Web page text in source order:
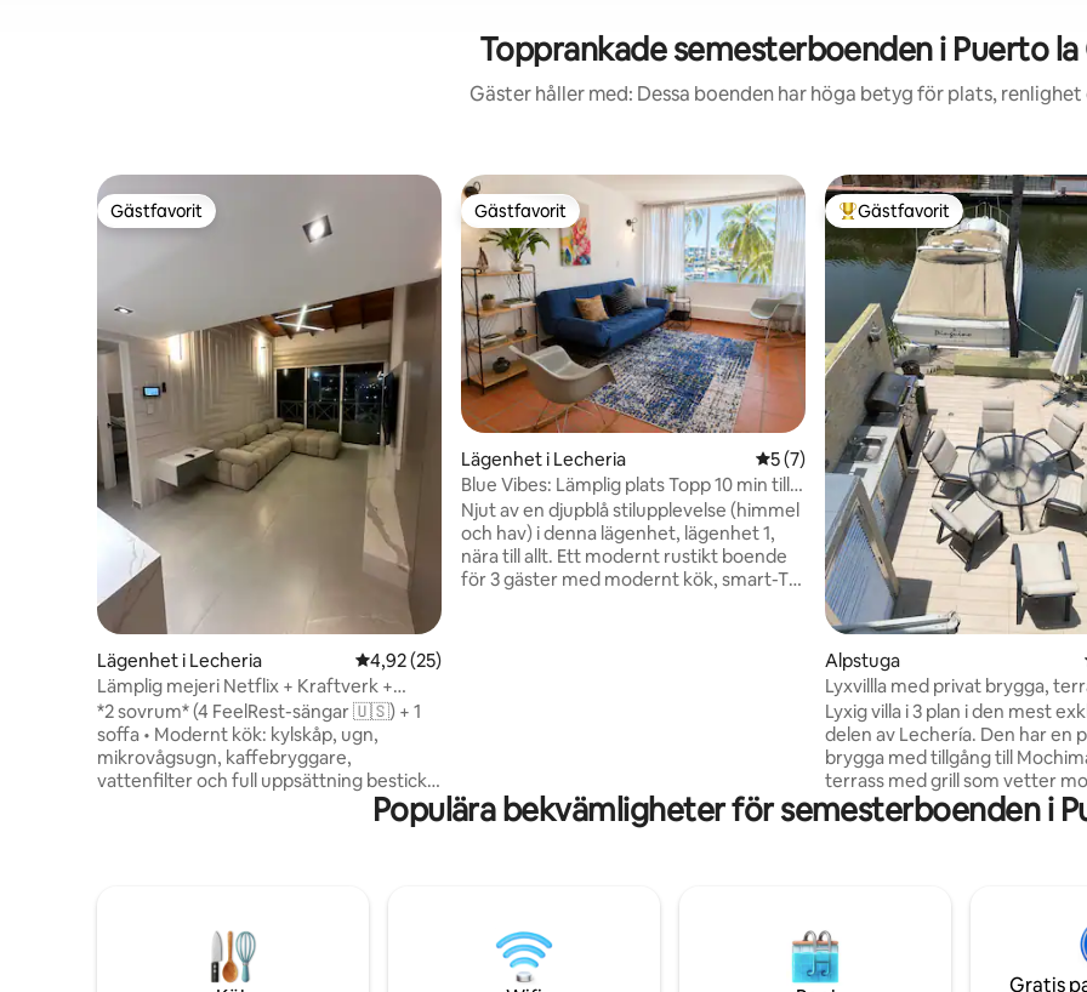
Topprankade semesterboenden i Puerto la
Gäster håller med: Dessa boenden har höga betyg för plats, renlighet
Gästfavorit
Gästfavorit
Lägenhet i Lecheria 4,92 av 5 i genomsnittligt betyg, 25 omdömen
4,92 (25)
Lämplig mejeri Netflix + Kraftverk +
terrass
*2 sovrum* (4 FeelRest-sängar 🇺🇸) + 1
soffa • Modernt kök: kylskåp, ugn,
mikrovågsugn, kaffebryggare,
vattenfilter och full uppsättning bestick.
• Total teknik - 220V elgenerator - Smart
läge: Pool 🏊♂️ + brygga till nationalparken
⛵ • Golv i porslinsplattor • *5-stjärnig
Gästfavorit
Gästfavorit
Lägenhet i Lecheria 5 av 5 i genomsnittligt betyg, 7
5 (7)
Blue Vibes: Lämplig plats Topp 10 min till
Playa Canales
Njut av en djupblå stilupplevelse (himmel
och hav) i denna lägenhet, lägenhet 1,
nära till allt. Ett modernt rustikt boende
för 3 gäster med modernt kök, smart-TV
Populär gästfavorit
Gästfavorit
Alpstuga
Lyxvillla med privat brygga,
säkerhet
Lyxig villa i 3 plan i den mest
delen av Lechería. Den har en
brygga med tillgång till
terrass med grill som vetter
snabbt Wi-Fi och Smart-TV.
gäster (3 sovrum/5 sängar)
Privat säkerhet dygnet runt.
tyst komplex. Obs: På grund av
regler för bostadsrättshus är
Populära bekvämligheter för semesterboenden i
Gratis